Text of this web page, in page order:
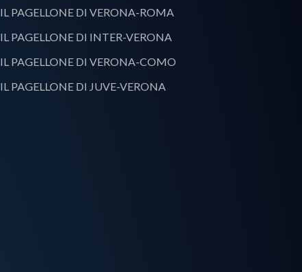
IL PAGELLONE DI VERONA-ROMA
IL PAGELLONE DI INTER-VERONA
IL PAGELLONE DI VERONA-COMO
IL PAGELLONE DI JUVE-VERONA